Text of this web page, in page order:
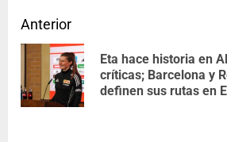
Anterior
Eta hace historia en
críticas; Barcelona y
definen sus rutas en